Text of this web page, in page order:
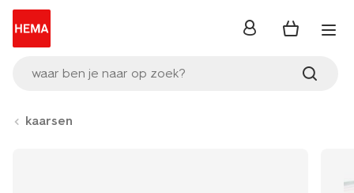
waar ben je naar op zoek?
inloggen
kaarsen